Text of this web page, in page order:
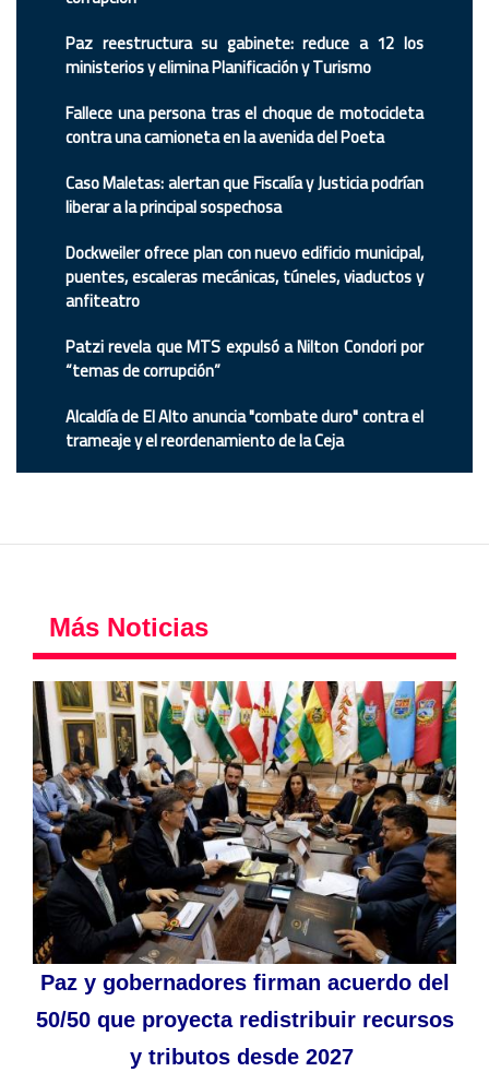
Paz reestructura su gabinete: reduce a 12 los
ministerios y elimina Planificación y Turismo
Fallece una persona tras el choque de motocicleta
contra una camioneta en la avenida del Poeta
Caso Maletas: alertan que Fiscalía y Justicia podrían
liberar a la principal sospechosa
Dockweiler ofrece plan con nuevo edificio municipal,
puentes, escaleras mecánicas, túneles, viaductos y
anfiteatro
Patzi revela que MTS expulsó a Nilton Condori por
“temas de corrupción”
Alcaldía de El Alto anuncia "combate duro" contra el
trameaje y el reordenamiento de la Ceja
Más Noticias
Paz y gobernadores firman acuerdo del
50/50 que proyecta redistribuir recursos
y tributos desde 2027